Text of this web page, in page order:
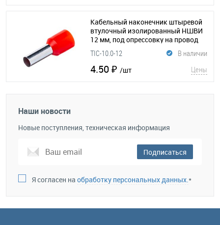
Кабельный наконечник штыревой
втулочный изолированный НШВИ
12 мм, под опрессовку на провод
10.0 мм², упаковка 100шт.
(210-213)
В наличии
TIC-10.0-12
4.50 ₽ /шт Цены
Наши новости
Новые поступления, техническая информация
Подписаться
Я согласен на обработку персональных данных. *